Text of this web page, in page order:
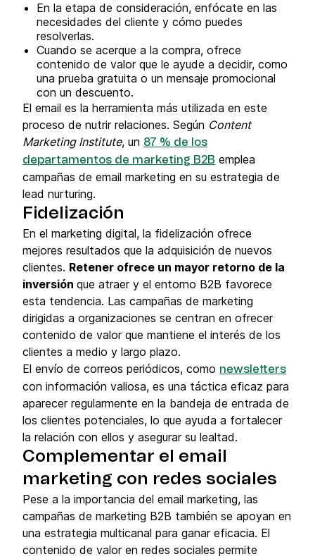
En la etapa de consideración, enfócate en las
necesidades del cliente y cómo puedes
resolverlas.
Cuando se acerque a la compra, ofrece
contenido de valor que le ayude a decidir, como
una prueba gratuita o un mensaje promocional
con un descuento.
El email es la herramienta más utilizada en este
proceso de nutrir relaciones. Según Content
Marketing Institute, un 87 % de los
departamentos de marketing B2B emplea
campañas de email marketing en su estrategia de
lead nurturing.
Fidelización
En el marketing digital, la fidelización ofrece
mejores resultados que la adquisición de nuevos
clientes. Retener ofrece un mayor retorno de la
inversión que atraer y el entorno B2B favorece
esta tendencia. Las campañas de marketing
dirigidas a organizaciones se centran en ofrecer
contenido de valor que mantiene el interés de los
clientes a medio y largo plazo.
El envío de correos periódicos, como newsletters
con información valiosa, es una táctica eficaz para
aparecer regularmente en la bandeja de entrada de
los clientes potenciales, lo que ayuda a fortalecer
la relación con ellos y asegurar su lealtad.
Complementar el email
marketing con redes sociales
Pese a la importancia del email marketing, las
campañas de marketing B2B también se apoyan en
una estrategia multicanal para ganar eficacia. El
contenido de valor en redes sociales permite